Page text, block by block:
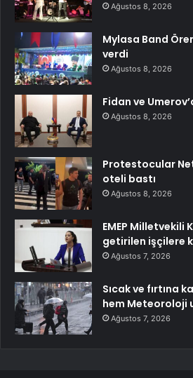
Ağustos 8, 2026
Mylasa Band
verdi
Ağustos 8, 2026
Fidan ve
Ağustos 8, 2026
Protestocular
oteli bastı
Ağustos 8, 2026
EMEP Milletvekili
getirilen işçilere
Ağustos 7, 2026
Sıcak ve fırtına
hem Meteoroloji
Ağustos 7, 2026